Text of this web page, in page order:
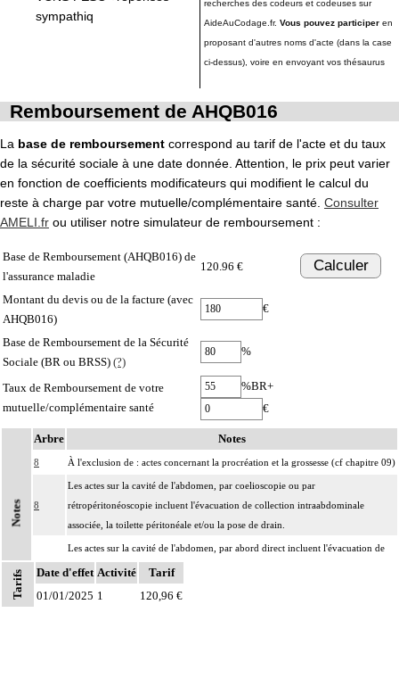
sympathiq
recherches des codeurs et codeuses sur
AideAuCodage.fr. Vous pouvez participer en
proposant d'autres noms d'acte (dans la case
ci-dessus), voire en envoyant vos thésaurus
Remboursement de AHQB016
La base de remboursement correspond au tarif de l'acte et du taux
de la sécurité sociale à une date donnée. Attention, le prix peut varier
en fonction de coefficients modificateurs qui modifient le calcul du
reste à charge par votre mutuelle/complémentaire santé. Consulter
AMELI.fr ou utiliser notre simulateur de remboursement :
Base de Remboursement (AHQB016) de
l'assurance maladie
120.96 € Calculer
Montant du devis ou de la facture (avec
AHQB016)
€
Base de Remboursement de la Sécurité
Sociale (BR ou BRSS) (?)
%
Taux de Remboursement de votre
mutuelle/complémentaire santé
%BR+
€
Notes
Arbre Notes
8 À l'exclusion de : actes concernant la procréation et la grossesse (cf chapitre 09)
8
Les actes sur la cavité de l'abdomen, par coelioscopie ou par
rétropéritonéoscopie incluent l'évacuation de collection intraabdominale
associée, la toilette péritonéale et/ou la pose de drain.
8
Les actes sur la cavité de l'abdomen, par abord direct incluent l'évacuation de
collection intraabdominale associée, la toilette péritonéale et/ou la pose de
drain.
Tarifs Date d'effet Activité
Tarif
01/01/2025 1 120,96 €